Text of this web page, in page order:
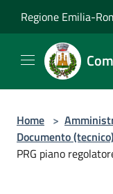
Regione Emilia-
Home >
Documento
PRG piano